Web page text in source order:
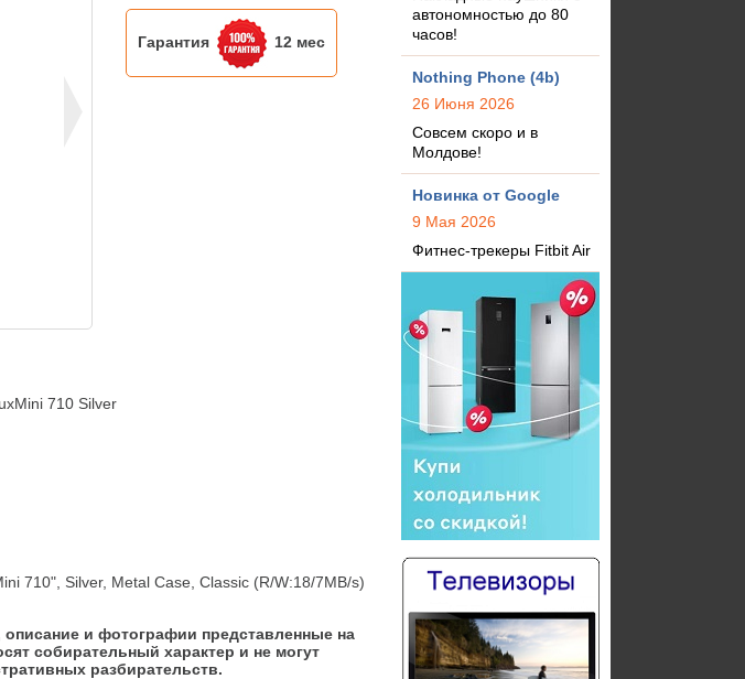
Гарантия 12 мес
710 Silver
710", Silver, Metal Case, Classic (R/W:18/7MB/s)
и фотографии представленные на
собирательный характер и не могут
разбирательств.
автономностью до 80
часов!
Nothing Phone (4b)
26 Июня 2026
Совсем скоро и в
Молдове!
Новинка от Google
9 Мая 2026
Фитнес-трекеры Fitbit Air